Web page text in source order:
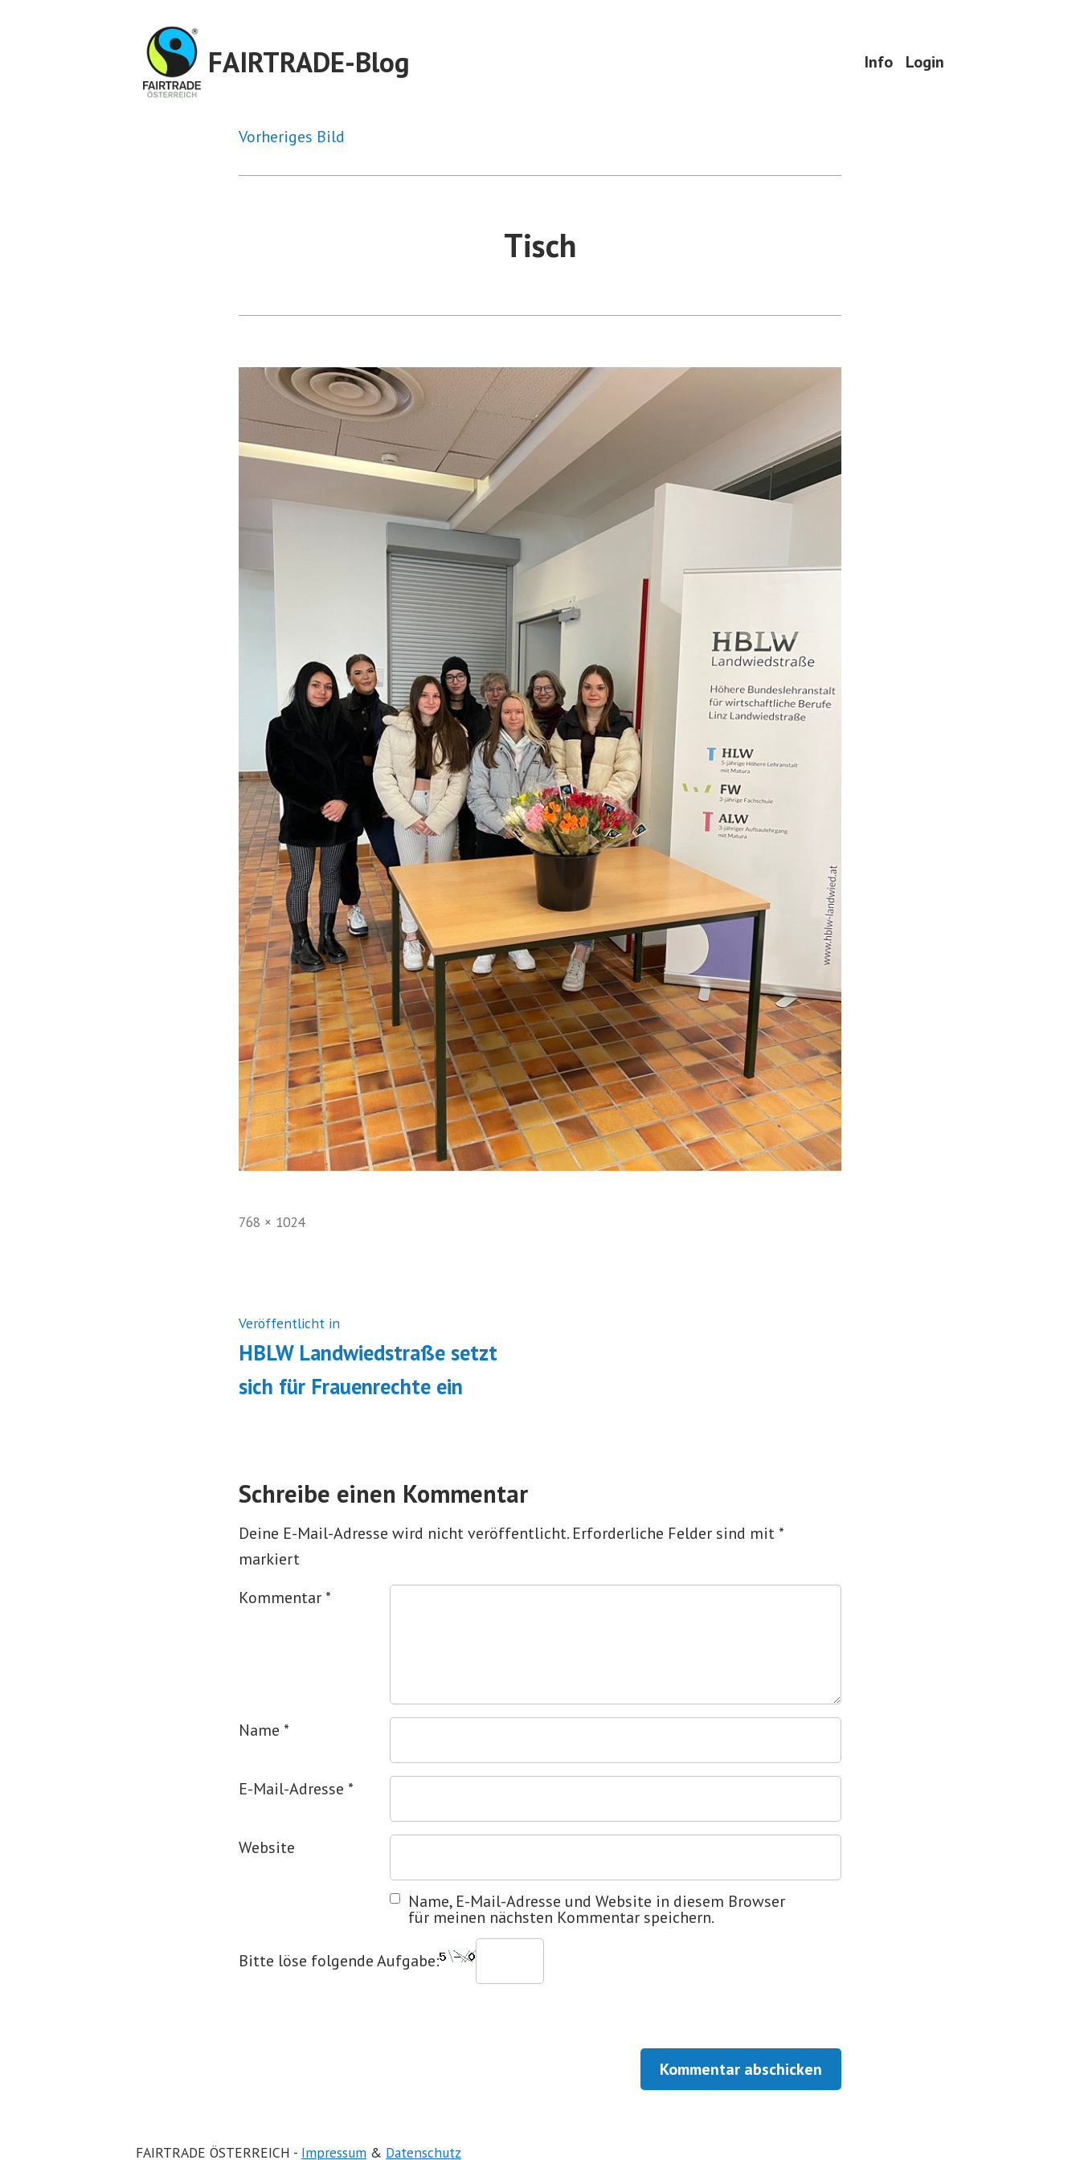
FAIRTRADE-Blog Info Login
Vorheriges Bild
Tisch
Volle
768 × 1024
Beitragsnavigation
Veröffentlicht in
HBLW Landwiedstraße setzt
sich für Frauenrechte ein
Schreibe einen Kommentar
Deine E-Mail-Adresse wird nicht veröffentlicht. Erforderliche Felder sind mit *
markiert
Kommentar *
Name *
E-Mail-Adresse *
Website
Name, E-Mail-Adresse und Website in diesem Browser
für meinen nächsten Kommentar speichern.
Bitte löse folgende Aufgabe:
FAIRTRADE ÖSTERREICH - Impressum & Datenschutz